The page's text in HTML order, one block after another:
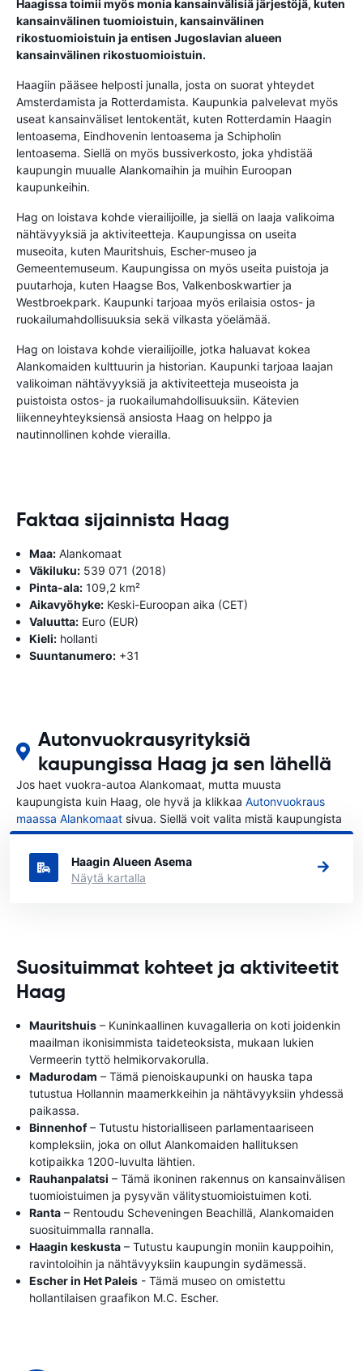
Haagissa toimii myös monia kansainvälisiä järjestöjä, kuten
kansainvälinen tuomioistuin, kansainvälinen
rikostuomioistuin ja entisen Jugoslavian alueen
kansainvälinen rikostuomioistuin.
Haagiin pääsee helposti junalla, josta on suorat yhteydet
Amsterdamista ja Rotterdamista. Kaupunkia palvelevat myös
useat kansainväliset lentokentät, kuten Rotterdamin Haagin
lentoasema, Eindhovenin lentoasema ja Schipholin
lentoasema. Siellä on myös bussiverkosto, joka yhdistää
kaupungin muualle Alankomaihin ja muihin Euroopan
kaupunkeihin.
Hag on loistava kohde vierailijoille, ja siellä on laaja valikoima
nähtävyyksiä ja aktiviteetteja. Kaupungissa on useita
museoita, kuten Mauritshuis, Escher-museo ja
Gemeentemuseum. Kaupungissa on myös useita puistoja ja
puutarhoja, kuten Haagse Bos, Valkenboskwartier ja
Westbroekpark. Kaupunki tarjoaa myös erilaisia ​​ostos- ja
ruokailumahdollisuuksia sekä vilkasta yöelämää.
Hag on loistava kohde vierailijoille, jotka haluavat kokea
Alankomaiden kulttuurin ja historian. Kaupunki tarjoaa laajan
valikoiman nähtävyyksiä ja aktiviteetteja museoista ja
puistoista ostos- ja ruokailumahdollisuuksiin. Kätevien
liikenneyhteyksiensä ansiosta Haag on helppo ja
nautinnollinen kohde vierailla.
Faktaa sijainnista Haag
Maa: Alankomaat
Väkiluku: 539 071 (2018)
Pinta-ala: 109,2 km²
Aikavyöhyke: Keski-Euroopan aika (CET)
Valuutta: Euro (EUR)
Kieli: hollanti
Suuntanumero: +31
Autonvuokrausyrityksiä
kaupungissa Haag ja sen lähellä
Jos haet vuokra-autoa Alankomaat, mutta muusta
kaupungista kuin Haag, ole hyvä ja klikkaa Autonvuokraus
maassa Alankomaat sivua. Siellä voit valita mistä kaupungista
Alankomaat haluat vuokrata auton.
Haagin Alueen Asema
Näytä kartalla
Suosituimmat kohteet ja aktiviteetit
Haag
Mauritshuis – Kuninkaallinen kuvagalleria on koti joidenkin
maailman ikonisimmista taideteoksista, mukaan lukien
Vermeerin tyttö helmikorvakorulla.
Madurodam – Tämä pienoiskaupunki on hauska tapa
tutustua Hollannin maamerkkeihin ja nähtävyyksiin yhdessä
paikassa.
Binnenhof– Tutustu historialliseen parlamentaariseen
kompleksiin, joka on ollut Alankomaiden hallituksen
kotipaikka 1200-luvulta lähtien.
Rauhanpalatsi – Tämä ikoninen rakennus on kansainvälisen
tuomioistuimen ja pysyvän välitystuomioistuimen koti.
Ranta – Rentoudu Scheveningen Beachillä, Alankomaiden
suosituimmalla rannalla.
Haagin keskusta – Tutustu kaupungin moniin kauppoihin,
ravintoloihin ja nähtävyyksiin kaupungin sydämessä.
Escher in Het Paleis - Tämä museo on omistettu
hollantilaisen graafikon M.C. Escher.